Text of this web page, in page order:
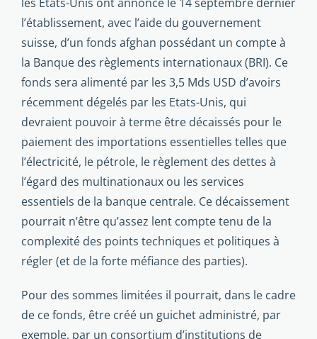
l’établissement, avec l’aide du gouvernement
suisse, d’un fonds afghan possédant un compte à
la Banque des règlements internationaux (BRI). Ce
fonds sera alimenté par les 3,5 Mds USD d’avoirs
récemment dégelés par les Etats-Unis, qui
devraient pouvoir à terme être décaissés pour le
paiement des importations essentielles telles que
l’électricité, le pétrole, le règlement des dettes à
l’égard des multinationaux ou les services
essentiels de la banque centrale. Ce décaissement
pourrait n’être qu’assez lent compte tenu de la
complexité des points techniques et politiques à
régler (et de la forte méfiance des parties).
Pour des sommes limitées il pourrait, dans le cadre
de ce fonds, être créé un guichet administré, par
exemple, par un consortium d’institutions de